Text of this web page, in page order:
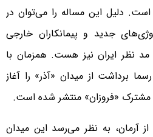
است. دلیل این مساله را می‌توان در
جدید و پیمانکاران خارجی
نظر ایران نیز هست. همزمان با
برداشت از میدان «آذر» را آغاز
مشترک «فروزان» منتشر شده است.
آرمان، به نظر می‌رسد این میدان